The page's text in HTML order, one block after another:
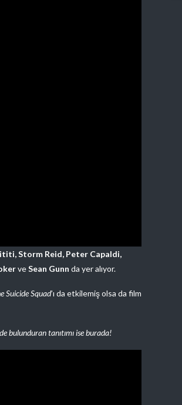
Storm Reid, Peter Capaldi,
veSean Gunn da yer alıyor.
Suicide Squad’ı da etkilemiş olsa da film
bulunduran tanıtımı ise burada!